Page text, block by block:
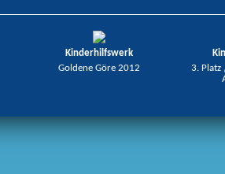
Kinderhilfswerk
Goldene Göre 2012
3. Platz